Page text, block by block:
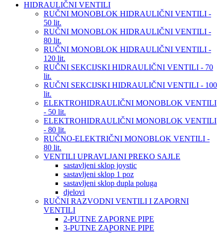
HIDRAULIČNI VENTILI
RUČNI MONOBLOK HIDRAULIČNI VENTILI -
50 lit.
RUČNI MONOBLOK HIDRAULIČNI VENTILI -
80 lit.
RUČNI MONOBLOK HIDRAULIČNI VENTILI -
120 lit.
RUČNI SEKCIJSKI HIDRAULIČNI VENTILI - 70
lit.
RUČNI SEKCIJSKI HIDRAULIČNI VENTILI - 100
lit.
ELEKTROHIDRAULIČNI MONOBLOK VENTILI
- 50 lit.
ELEKTROHIDRAULIČNI MONOBLOK VENTILI
- 80 lit.
RUČNO-ELEKTRIČNI MONOBLOK VENTILI -
80 lit.
VENTILI UPRAVLJANI PREKO SAJLE
sastavljeni sklop joystic
sastavljeni sklop 1 poz
sastavljeni sklop dupla poluga
djelovi
RUČNI RAZVODNI VENTILI I ZAPORNI
VENTILI
2-PUTNE ZAPORNE PIPE
3-PUTNE ZAPORNE PIPE